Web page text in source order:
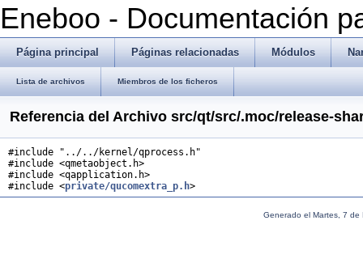
Eneboo - Documentación
Página principal Páginas relacionadas Módulos
Lista de archivos Miembros de los ficheros
Referencia del Archivo src/qt/src/.moc/release-
#include "../../kernel/qprocess.h"
#include <qmetaobject.h>
#include <qapplication.h>
#include <private/qucomextra_p.h>
Generado el Martes, 7